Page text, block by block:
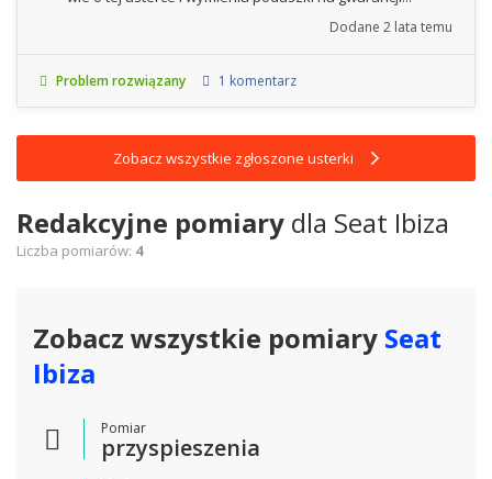
Dodane 2 lata temu
Problem rozwiązany 1 komentarz
Zobacz wszystkie zgłoszone usterki
Redakcyjne pomiary dla Seat Ibiza
Liczba pomiarów: 4
Zobacz wszystkie pomiary Seat
Ibiza
Pomiar
przyspieszenia